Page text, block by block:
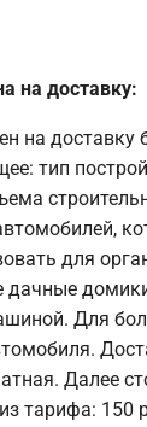
на доставку:
на доставку
тип
для
дачные
Для
Далее
тарифа: 150